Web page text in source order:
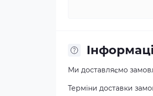
Ми доставляємо
Терміни доставки